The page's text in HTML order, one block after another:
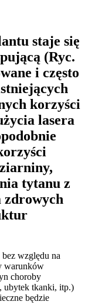
staje się
(Ryc.
i często
korzyści
lasera
tytanu z
zdrowych
względu na
warunków
choroby
ubytek tkanki, itp.)
będzie